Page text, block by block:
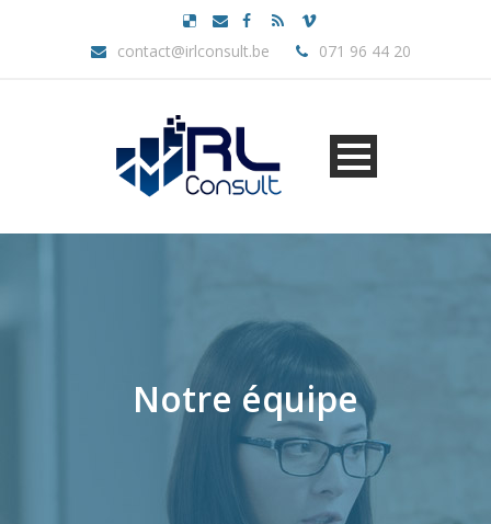
contact@irlconsult.be 071 96 44 20
Notre équipe